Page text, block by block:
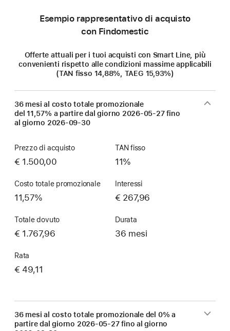
Esempio rappresentativo di acquisto
con Findomestic
Offerte attuali per i tuoi acquisti con Smart Line, più
convenienti rispetto alle condizioni massime applicabili
(TAN fisso 14,88%, TAEG 15,93%)
36 mesi al costo totale promozionale
del 11,57% a partire dal giorno 2026-05-27fino
al giorno 2026-09-30
Prezzo di acquisto
€ 1.500,00
TAN fisso
11%
Costo totale promozionale
11,57%
Interessi
€ 267,96
Totale dovuto
€ 1.767,96
Durata
36 mesi
Rata
€ 49,11
36 mesi al costo totale promozionale del 0% a
partire dal giorno 2026-05-27fino al giorno